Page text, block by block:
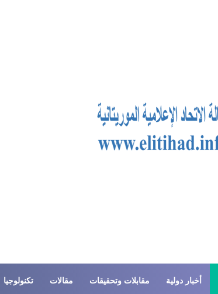
أخبار دولية مقابلات وتحقيقات مقالات تكنولوجيا